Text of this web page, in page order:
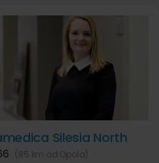
Silesia North
(85 km od Opola)